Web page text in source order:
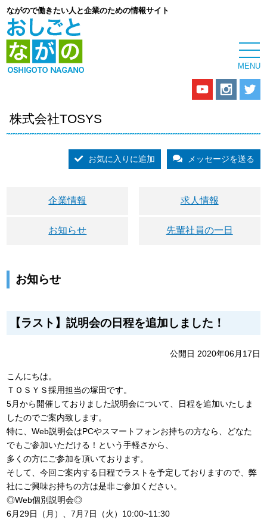
ながので働きたい人と企業のための情報サイト
株式会社TOSYS
お気に入りに追加 メッセージを送る
企業情報 求人情報
お知らせ 先輩社員の一日
お知らせ
【ラスト】説明会の日程を追加しました！
公開日 2020年06月17日
こんにちは。
ＴＯＳＹＳ採用担当の塚田です。
5月から開催しておりました説明会について、日程を追加いたしま
したのでご案内致します。
特に、Web説明会はPCやスマートフォンお持ちの方なら、どなた
でもご参加いただける！という手軽さから、
多くの方にご参加を頂いております。
そして、今回ご案内する日程でラストを予定しておりますので、弊
社にご興味お持ちの方は是非ご参加ください。
◎Web個別説明会◎
6月29日（月）、7月7日（火）10:00~11:30